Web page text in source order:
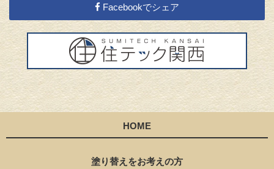
Facebookでシェア
HOME
塗り替えをお考えの方